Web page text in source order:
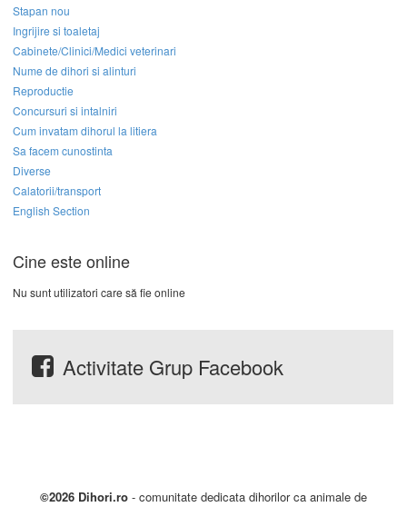
Stapan nou
Ingrijire si toaletaj
Cabinete/Clinici/Medici veterinari
Nume de dihori si alinturi
Reproductie
Concursuri si intalniri
Cum invatam dihorul la litiera
Sa facem cunostinta
Diverse
Calatorii/transport
English Section
Cine este online
Nu sunt utilizatori care să fie online
Activitate Grup Facebook
©2026 Dihori.ro - comunitate dedicata dihorilor ca animale de